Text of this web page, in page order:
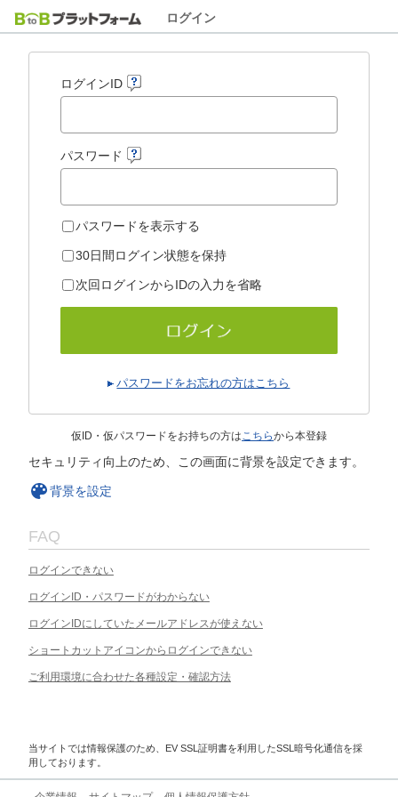
ログイン
ログインID
パスワード
パスワードを表示する
30日間ログイン状態を保持
次回ログインからIDの入力を省略
パスワードをお忘れの方はこちら
仮ID・仮パスワードをお持ちの方はこちらから本登録
セキュリティ向上のため、この画面に背景を設定できます。
背景を設定
FAQ
ログインできない
ログインID・パスワードがわからない
ログインIDにしていたメールアドレスが使えない
ショートカットアイコンからログインできない
ご利用環境に合わせた各種設定・確認方法
当サイトでは情報保護のため、EV SSL証明書を利用したSSL暗号化通信を採
用しております。